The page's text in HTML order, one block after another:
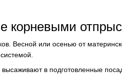
корневыми
Весной или осенью от
в подготовленные